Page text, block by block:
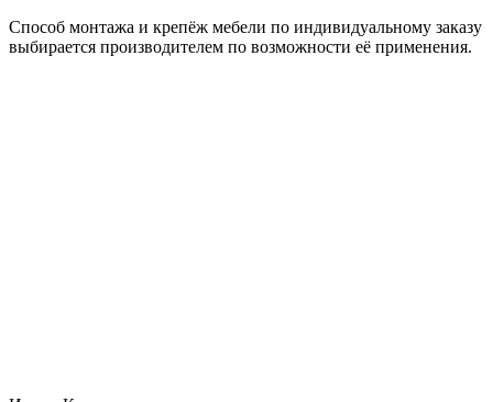
Способ монтажа и крепёж мебели по индивидуальному заказу
выбирается производителем по возможности её применения.